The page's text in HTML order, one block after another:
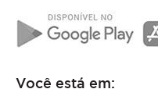
Você está em: